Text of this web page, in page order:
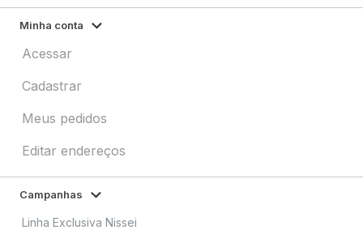
Minha conta
Acessar
Cadastrar
Meus pedidos
Editar endereços
Campanhas
Linha Exclusiva Nissei